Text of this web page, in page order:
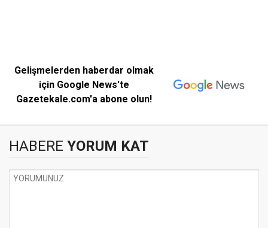
Gelişmelerden haberdar olmak
için Google News'te
Gazetekale.com'a abone olun!
HABERE YORUM KAT